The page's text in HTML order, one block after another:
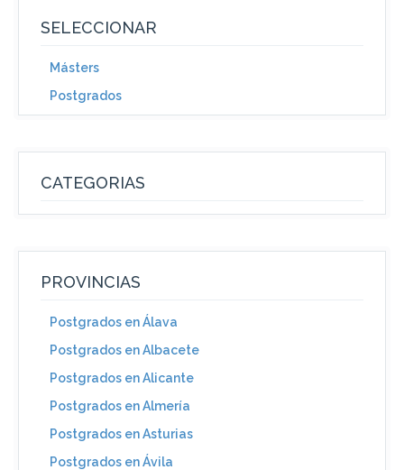
SELECCIONAR
Másters
Postgrados
CATEGORIAS
PROVINCIAS
Postgrados en Álava
Postgrados en Albacete
Postgrados en Alicante
Postgrados en Almería
Postgrados en Asturias
Postgrados en Ávila